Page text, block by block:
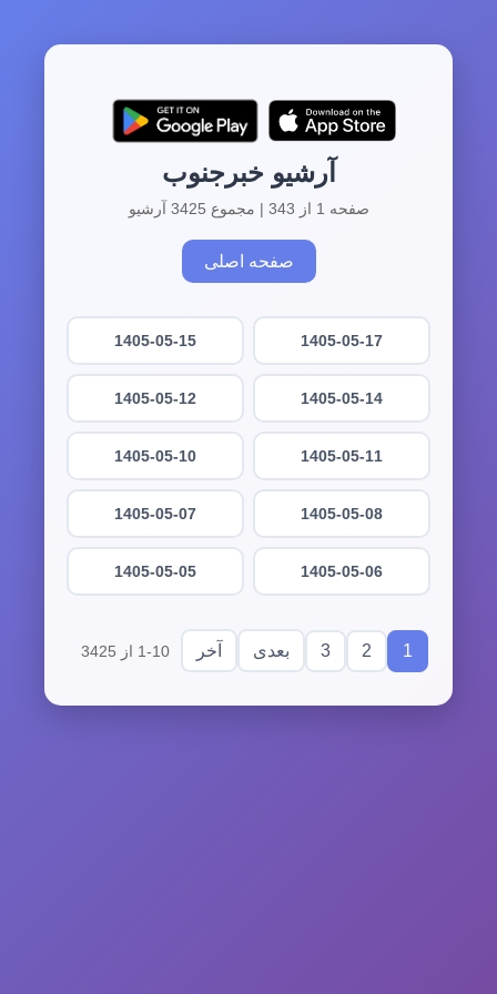
آرشیو خبرجنوب
صفحه 1 از 343 | مجموع 3425 آرشیو
صفحه اصلی
1405-05-17
1405-05-15
1405-05-14
1405-05-12
1405-05-11
1405-05-10
1405-05-08
1405-05-07
1405-05-06
1405-05-05
1
2
3 بعدی آخر 1-10 از 3425